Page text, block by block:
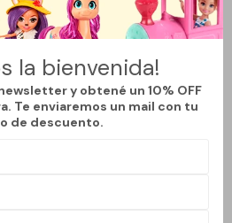
la bienvenida!
y obtené un 10% OFF
Te enviaremos un mail con tu
de descuento.
interesar